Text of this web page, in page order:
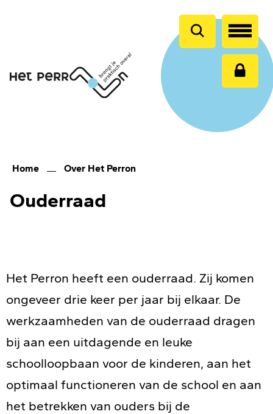
Home Over Het Perron
Ouderraad
Het Perron heeft een ouderraad. Zij komen
ongeveer drie keer per jaar bij elkaar. De
werkzaamheden van de ouderraad dragen
bij aan een uitdagende en leuke
schoolloopbaan voor de kinderen, aan het
optimaal functioneren van de school en aan
het betrekken van ouders bij de